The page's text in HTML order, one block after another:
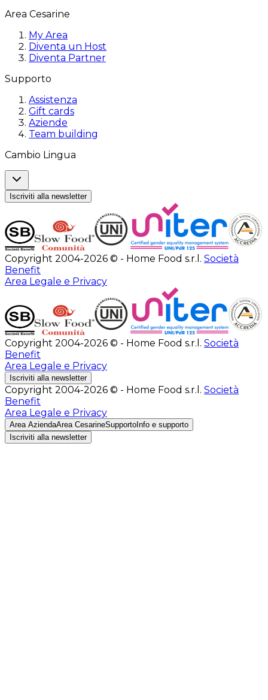
Area Cesarine
My Area
Diventa un Host
Diventa Partner
Supporto
Assistenza
Gift cards
Aziende
Team building
Cambio Lingua
Iscriviti alla newsletter
Copyright 2004-2026 © - Home Food s.r.l. Società
Benefit
Area Legale e Privacy
Copyright 2004-2026 © - Home Food s.r.l. Società
Benefit
Area Legale e Privacy
Iscriviti alla newsletter
Copyright 2004-2026 © - Home Food s.r.l. Società
Benefit
Area Legale e Privacy
Area AziendaArea CesarineSupporto Info e supporto
Iscriviti alla newsletter